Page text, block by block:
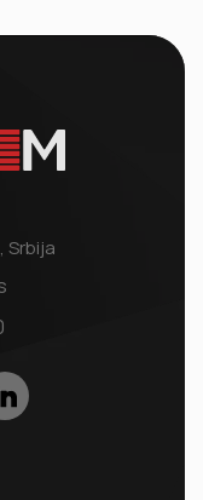
Srbija